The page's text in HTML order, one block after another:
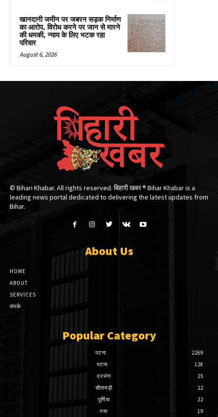
खानदानी जमीन पर जबरन सड़क निर्माण
का आरोप, विरोध करने पर जान से मारने
की धमकी, न्याय के लिए भटक रहा
परिवार
August 6, 2026
© Bihari Khabar. All rights reserved. बिहारी खबर ®​ Bihar Khabar is a
leading news portal dedicated to delivering the latest updates from
Bihar.
About Us
HOME
ABOUT
SERVICES
संपर्क
Popular Category
पटना
2269
पटना
128
दरभंगा
25
सीतामढ़ी
22
पूर्णिया
22
गया
19